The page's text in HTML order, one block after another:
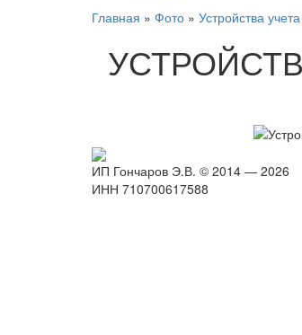
Главная » Фото » Устройства
ИП Гончаров Э.В. © 2014 — 2026
ИНН 710700617588